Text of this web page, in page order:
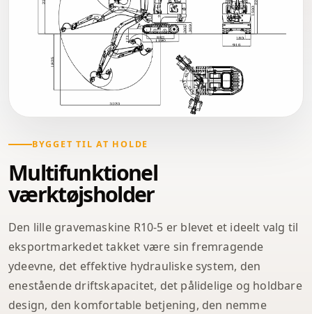
BYGGET TIL AT HOLDE
Multifunktionel
værktøjsholder
Den lille gravemaskine R10-5 er blevet et ideelt valg til
eksportmarkedet takket være sin fremragende
ydeevne, det effektive hydrauliske system, den
enestående driftskapacitet, det pålidelige og holdbare
design, den komfortable betjening, den nemme